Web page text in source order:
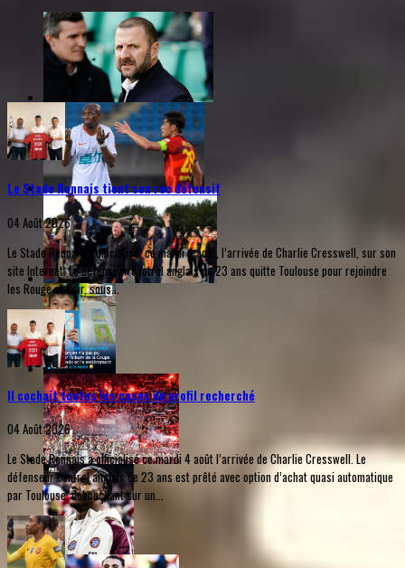
Le Stade Rennais tient son roc défensif
04 Août 2026
Le Stade Rennais a officialisé, ce mardi 4 août, l’arrivée de Charlie Cresswell, sur son
site Internet. Le défenseur central anglais de 23 ans quitte Toulouse pour rejoindre
les Rouge et Noir, sous...
Il cochait toutes les cases du profil recherché
04 Août 2026
Le Stade Rennais a officialisé ce mardi 4 août l’arrivée de Charlie Cresswell. Le
défenseur central anglais de 23 ans est prêté avec option d’achat quasi automatique
par Toulouse, débouchant sur un...